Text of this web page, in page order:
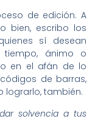
de edición. A
bien, escribo los
sí desean
ánimo o
en el afán de lo
de barras,
lograrlo, también.
solvencia a tus